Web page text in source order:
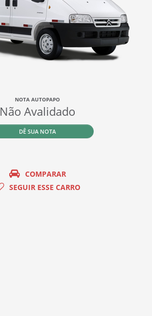
NOTA AUTOPAPO
Não Avalidado
DÊ SUA NOTA
COMPARAR
SEGUIR ESSE CARRO